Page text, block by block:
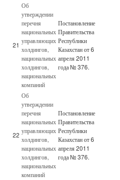
21
Об
утверждении
перечня
национальных
управляющих
холдингов,
национальных
холдингов,
национальных
компаний
Постановление
Правительства
Республики
Казахстан от 6
апреля 2011
года № 376.
22
Об
утверждении
перечня
национальных
управляющих
холдингов,
национальных
холдингов,
национальных
компаний
Постановление
Правительства
Республики
Казахстан от 6
апреля 2011
года № 376.